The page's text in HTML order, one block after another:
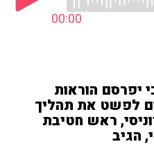
00:00
יפרסם הוראות
לפשט את תהליך
ראש חטיבת
הגיב